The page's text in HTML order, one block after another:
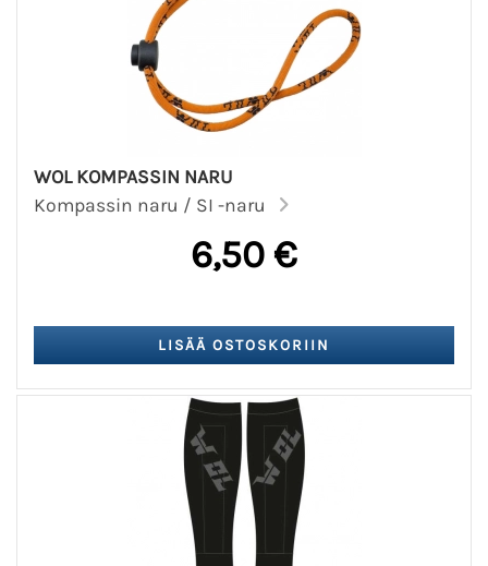
WOL KOMPASSIN NARU
Kompassin naru / SI -naru
6,50 €